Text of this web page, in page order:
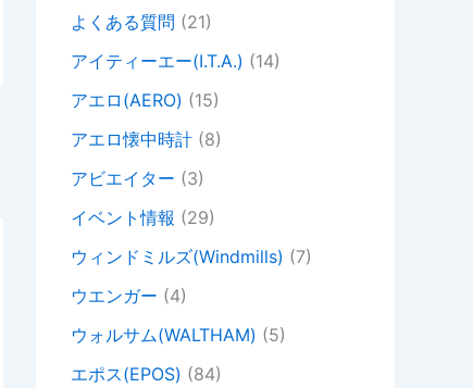
よくある質問 (21)
アイティーエー(I.T.A.) (14)
アエロ(AERO) (15)
アエロ懐中時計 (8)
アビエイター (3)
イベント情報 (29)
ウィンドミルズ(Windmills) (7)
ウエンガー (4)
ウォルサム(WALTHAM) (5)
エポス(EPOS) (84)